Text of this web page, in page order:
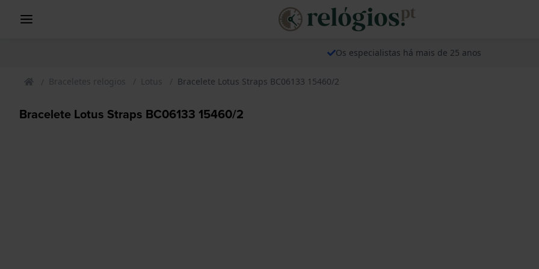
Os especialistas há mais de 25 anos
Braceletes relogios Lotus Bracelete Lotus Straps BC06133 15460/2
Bracelete Lotus Straps BC06133 15460/2